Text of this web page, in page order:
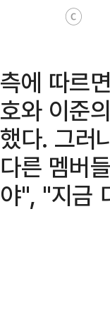
ⓒ
측에 따르
호와 이준
했다. 그러
다른 멤버
야", "지금